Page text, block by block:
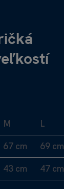
M L
67 cm 69 cm
43 cm 47 cm